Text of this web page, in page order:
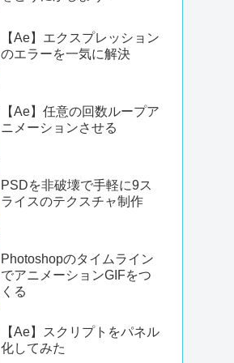
【Ae】エクスプレッション
のエラーを一気に解決
【Ae】任意の回数ループア
ニメーションさせる
PSDを非破壊で手軽に9ス
ライスのテクスチャ制作
Photoshopのタイムライン
でアニメーションGIFをつ
くる
【Ae】スクリプトをパネル
化してみた